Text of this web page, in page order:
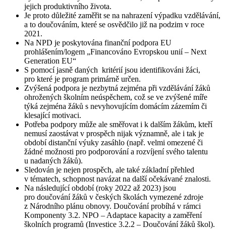
jejich produktivního života.
Je proto důležité zaměřit se na nahrazení výpadku vzdělávání,
a to doučováním, které se osvědčilo již na podzim v roce
2021.
Na NPD je poskytována finanční podpora EU
prohlášením/logem „Financováno Evropskou unií – Next
Generation EU“
S pomocí jasně daných kritérií jsou identifikováni žáci,
pro které je program primárně určen.
Zvýšená podpora je nezbytná zejména při vzdělávání žáků
ohrožených školním neúspěchem, což se ve zvýšené míře
týká zejména žáků s nevyhovujícím domácím zázemím či
klesající motivaci.
Potřeba podpory může ale směřovat i k dalším žákům, kteří
nemusí zaostávat v prospěch nijak významně, ale i tak je
období distanční výuky zasáhlo (např. velmi omezené či
žádné možnosti pro podporování a rozvíjení svého talentu
u nadaných žáků).
Sledován je nejen prospěch, ale také základní přehled
v tématech, schopnost navázat na další očekávané znalosti.
Na následující období (roky 2022 až 2023) jsou
pro doučování žáků v českých školách vymezené zdroje
z Národního plánu obnovy. Doučování probíhá v rámci
Komponenty 3.2. NPO – Adaptace kapacity a zaměření
školních programů (Investice 3.2.2 – Doučování žáků škol).